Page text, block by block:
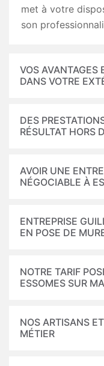
met à votre
son
VOS AVANTAGES
DANS VOTRE
DES
RÉSULTAT HORS
AVOIR UNE
NÉGOCIABLE À
ENTREPRISE
EN POSE DE
NOTRE TARIF
ESSOMES SUR
NOS ARTISANS
MÉTIER